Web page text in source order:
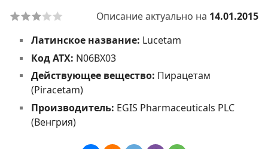
Описание актуально на 14.01.2015
Латинское название: Lucetam
Код АТХ: N06BX03
Действующее вещество: Пирацетам
(Piracetam)
Производитель: EGIS Pharmaceuticals PLC
(Венгрия)